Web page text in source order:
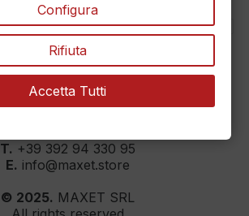
MAXET SRL
››Dati aziendali
T. +39 392 94 330 95
E. info@maxet.store
© 2025. MAXET SRL
Configura
Rifiuta
Accetta Tutti